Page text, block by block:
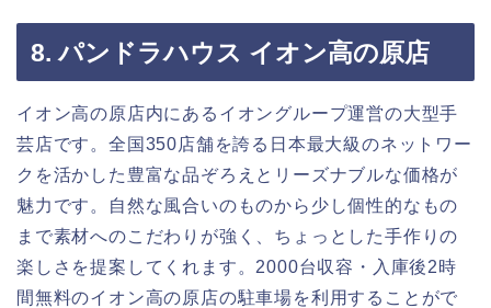
8. パンドラハウス イオン高の原店
イオン高の原店内にあるイオングループ運営の大型手
芸店です。全国350店舗を誇る日本最大級のネットワー
クを活かした豊富な品ぞろえとリーズナブルな価格が
魅力です。自然な風合いのものから少し個性的なもの
まで素材へのこだわりが強く、ちょっとした手作りの
楽しさを提案してくれます。2000台収容・入庫後2時
間無料のイオン高の原店の駐車場を利用することがで